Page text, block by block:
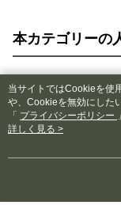
本カテゴリーの
人気タグ
当サイトではCookieを使
や、Cookieを無効にした
「 プライバシーポリシー
が、当サイトを引き続き
詳しく見る >